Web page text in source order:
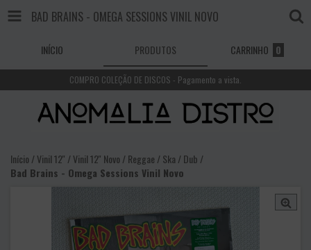
BAD BRAINS - OMEGA SESSIONS VINIL NOVO
INÍCIO PRODUTOS CARRINHO 0
COMPRO COLEÇÃO DE DISCOS - Pagamento a vista.
Início /Vinil 12'' /Vinil 12'' Novo /Reggae / Ska / Dub /
Bad Brains - Omega Sessions Vinil Novo